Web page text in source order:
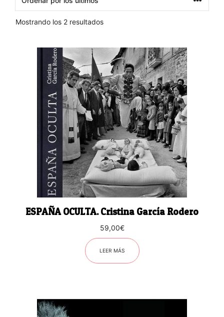
Mostrando los 2 resultadosOrdenado
últimos
ESPAÑA OCULTA. Cristina García Rodero
59,00€
LEER MÁS